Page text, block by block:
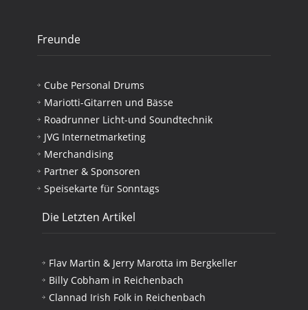
Freunde
Cube Personal Drums
Mariotti-Gitarren und Bässe
Roadrunner Licht-und Soundtechnik
JVG Internetmarketing
Merchandising
Partner & Sponsoren
Speisekarte für Sonntags
Die Letzten Artikel
Flav Martin & Jerry Marotta im Bergkeller
Billy Cobham in Reichenbach
Clannad Irish Folk in Reichenbach